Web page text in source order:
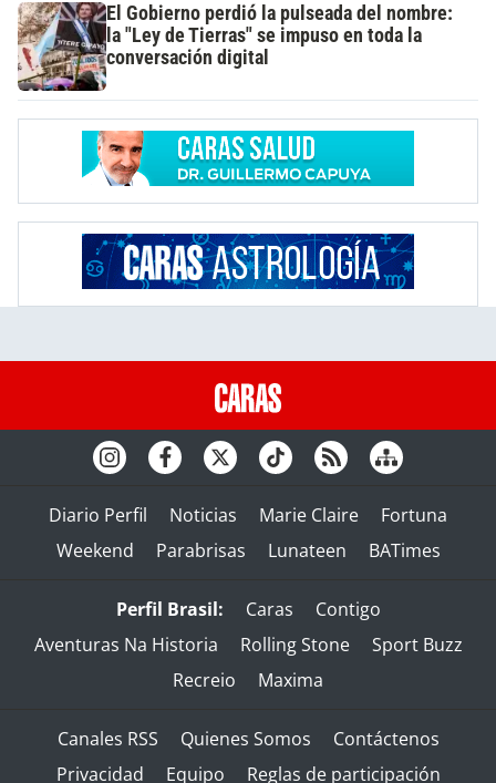
El Gobierno perdió la pulseada del nombre:
la "Ley de Tierras" se impuso en toda la
conversación digital
Diario Perfil Noticias Marie Claire
Fortuna
Weekend
Parabrisas Lunateen BATimes
Perfil Brasil: Caras
Contigo
Aventuras Na Historia
Rolling Stone
Sport Buzz
Recreio
Maxima
Canales RSS Quienes Somos
Contáctenos
Privacidad
Equipo Reglas de participación